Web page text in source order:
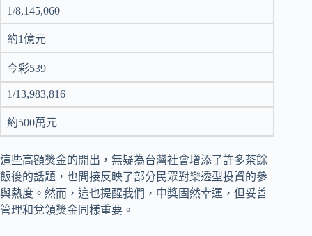
1/8,145,060
約1億元
今彩539
1/13,983,816
約500萬元
這些高額獎金的開出，無疑為台灣社會增添了許多茶餘
飯後的話題，也間接反映了部分民眾對樂透型投資的參
與熱度。然而，這也提醒我們，中獎固然幸運，但妥善
管理和兌領獎金同樣重要。